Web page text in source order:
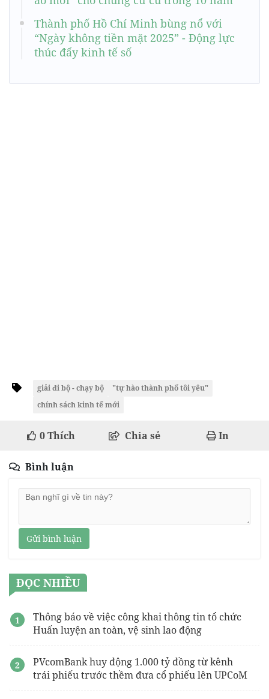
Thành phố Hồ Chí Minh bùng nổ với
“Ngày không tiền mặt 2025” - Động lực
thúc đẩy kinh tế số
giải đi bộ - chạy bộ
"tự hào thành phố tôi yêu"
chính sách kinh tế mới
0Thích Chia sẻ In
Bình luận
Gửi bình luận
ĐỌC NHIỀU
Thông báo về việc công khai thông tin tổ chức
Huấn luyện an toàn, vệ sinh lao động
PVcomBank huy động 1.000 tỷ đồng từ kênh
trái phiếu trước thềm đưa cổ phiếu lên UPCoM